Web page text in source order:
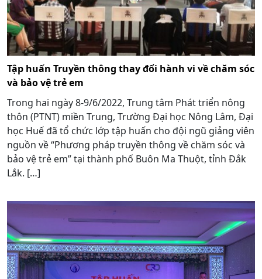
Tập huấn Truyền thông thay đổi hành vi về chăm sóc
và bảo vệ trẻ em
Trong hai ngày 8-9/6/2022, Trung tâm Phát triển nông
thôn (PTNT) miền Trung, Trường Đại học Nông Lâm, Đại
học Huế đã tổ chức lớp tập huấn cho đội ngũ giảng viên
nguồn về “Phương pháp truyền thông về chăm sóc và
bảo vệ trẻ em” tại thành phố Buôn Ma Thuột, tỉnh Đắk
Lắk. […]